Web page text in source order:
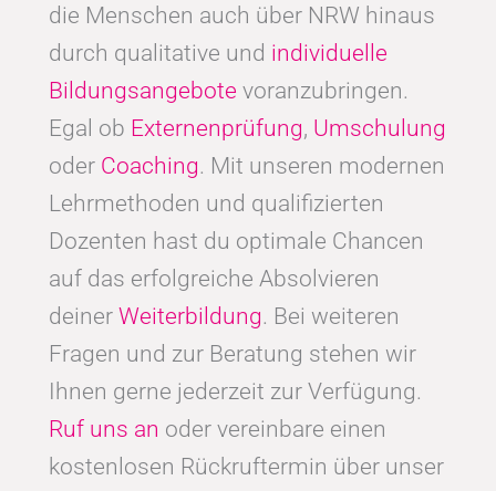
die Menschen auch über NRW hinaus
durch qualitative und individuelle
Bildungsangebote voranzubringen.
Egal ob Externenprüfung, Umschulung
oder Coaching. Mit unseren modernen
Lehrmethoden und qualifizierten
Dozenten hast du optimale Chancen
auf das erfolgreiche Absolvieren
deiner Weiterbildung. Bei weiteren
Fragen und zur Beratung stehen wir
Ihnen gerne jederzeit zur Verfügung.
Ruf uns an oder vereinbare einen
kostenlosen Rückruftermin über unser